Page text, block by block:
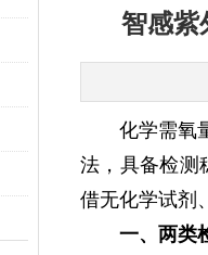
智感紫
化学需氧
法，具备检测
借无化学试剂
一、两类